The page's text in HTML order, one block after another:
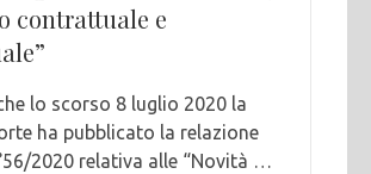
contrattuale e
lo scorso 8 luglio 2020 la
ha pubblicato la relazione
2020 relativa alle “Novità …